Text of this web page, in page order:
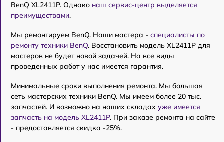
BenQ XL2411P. Однако наш сервис-центр выделяется
преимуществами.
Мы ремонтируем BenQ. Наши мастера - специалисты по
ремонту техники BenQ. Восстановить модель XL2411P для
мастеров не будет новой задачей. На все виды
проведенных работ у нас имеется гарантия.
Минимальные сроки выполнения ремонта. Мы большая
сеть мастерских техники BenQ. Мы имеем более 20 тыс.
запчастей. И возможно на наших складах уже имеется
запчасть на модель XL2411P. При заказе ремонта на сайте
- предоставляется скидка -25%.